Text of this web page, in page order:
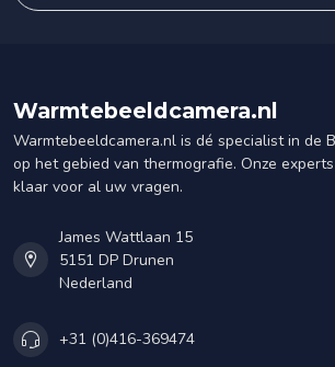
Warmtebeeldcamera.nl
Warmtebeeldcamera.nl is dé specialist in de
op het gebied van thermografie. Onze
klaar voor al uw vragen.
James Wattlaan 15
5151 DP Drunen
Nederland
+31 (0)416-369474